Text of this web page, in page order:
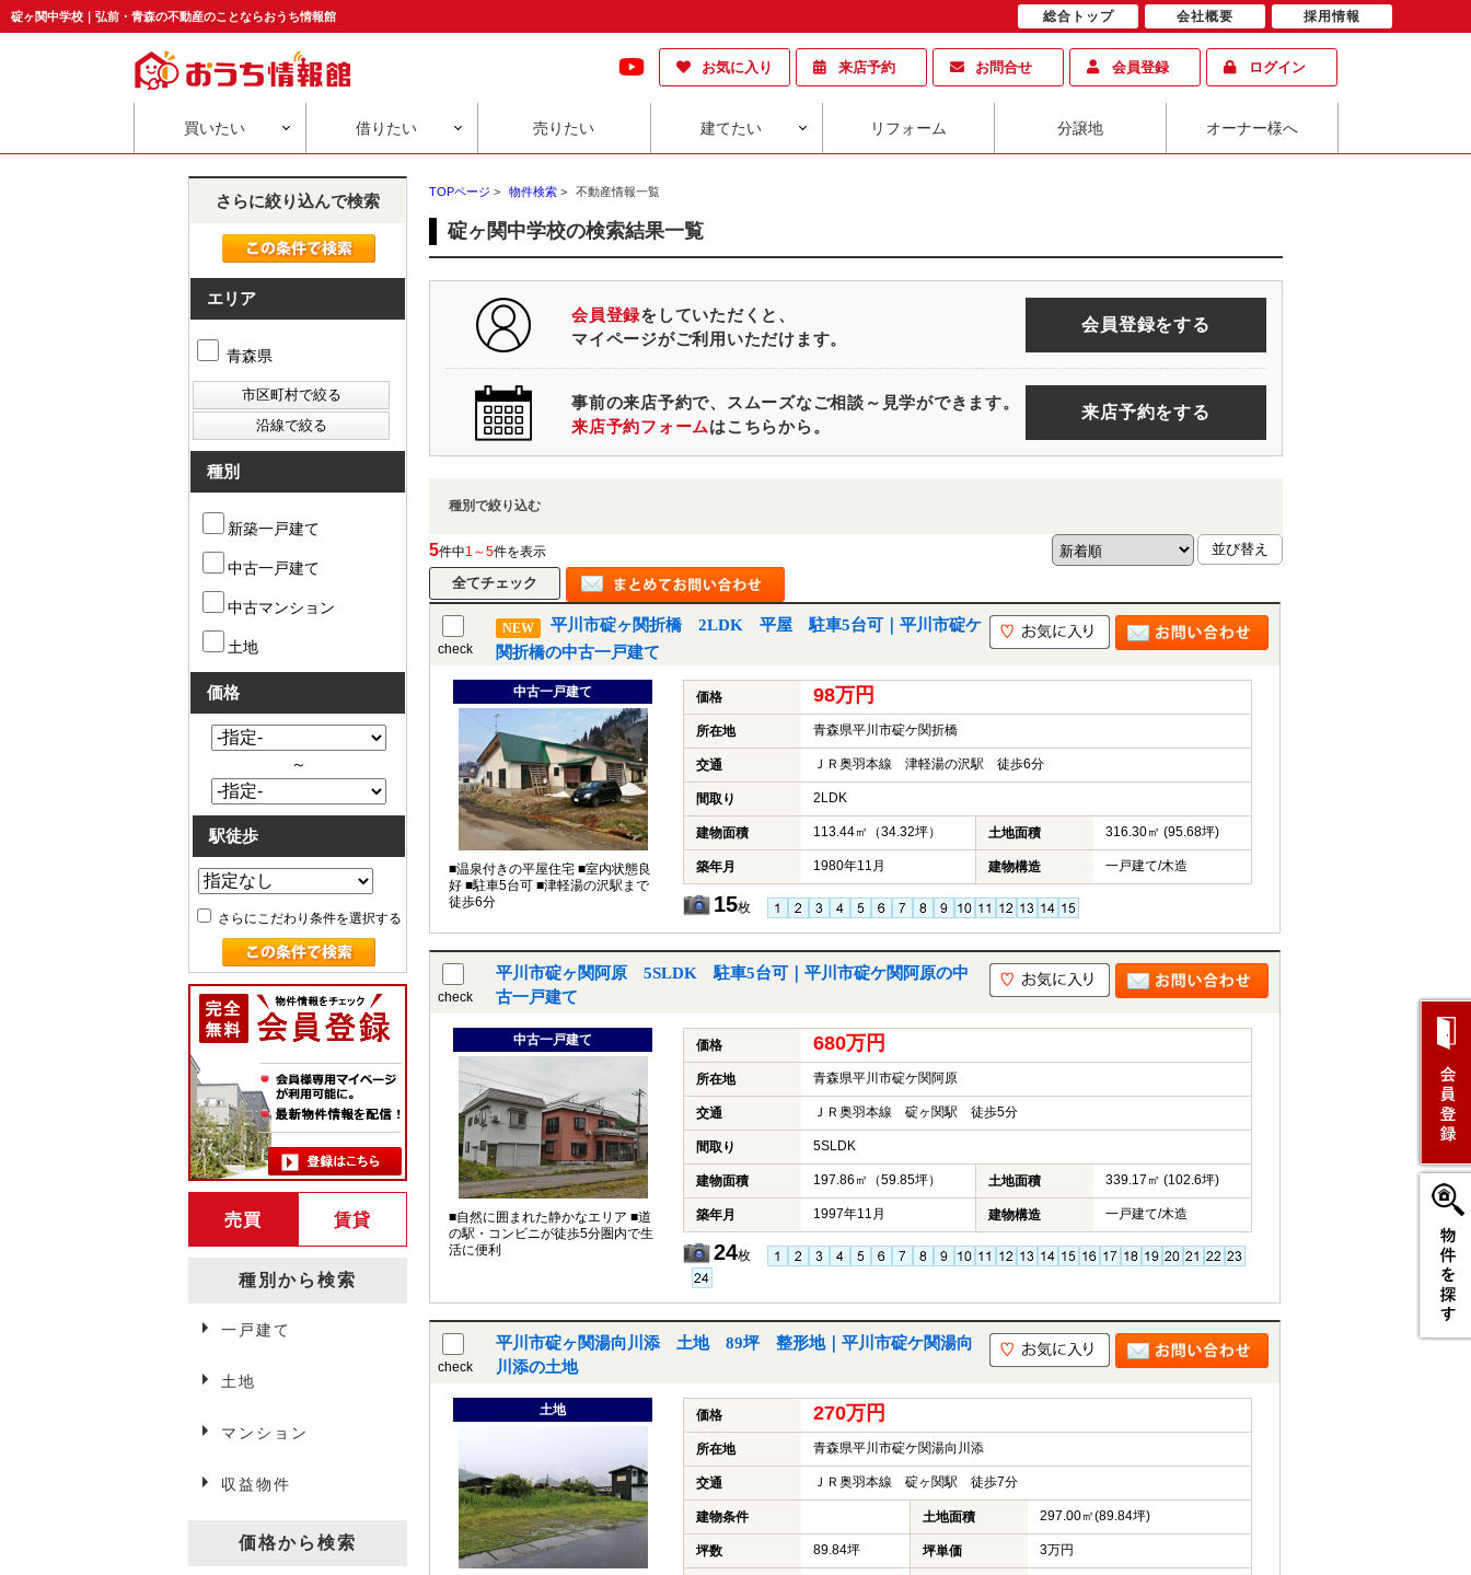
碇ヶ関中学校｜弘前・青森の不動産のことならおうち情報館
お気に入り 来店予約 お問合せ 会員登録 ログイン
買いたい 借りたい 売りたい 建てたい リフォーム 分譲地 オーナー様へ
TOPページ > 物件検索 > 不動産情報一覧
碇ヶ関中学校の検索結果一覧
会員登録をしていただくと、
マイページがご利用いただけます。
会員登録をする
事前の来店予約で、スムーズなご相談～見学ができます。
来店予約フォームはこちらから。
来店予約をする
種別で絞り込む
5件中1～5件を表示
check
NEW
平川市碇ヶ関折橋 2LDK 平屋 駐車5台可｜平川市碇ケ
関折橋の中古一戸建て
中古一戸建て
■温泉付きの平屋住宅 ■室内状態良
好 ■駐車5台可 ■津軽湯の沢駅まで
徒歩6分
価格 98万円
所在地 青森県平川市碇ケ関折橋
交通 ＪＲ奥羽本線 津軽湯の沢駅 徒歩6分
間取り 2LDK
建物面積 113.44㎡（34.32坪） 土地面積 316.30㎡ (95.68坪)
築年月 1980年11月 建物構造 一戸建て/木造
15枚
check
平川市碇ヶ関阿原 5SLDK 駐車5台可｜平川市碇ケ関阿原の中
古一戸建て
中古一戸建て
■自然に囲まれた静かなエリア ■道
の駅・コンビニが徒歩5分圏内で生
活に便利
価格 680万円
所在地 青森県平川市碇ケ関阿原
交通 ＪＲ奥羽本線 碇ヶ関駅 徒歩5分
間取り 5SLDK
建物面積 197.86㎡（59.85坪） 土地面積 339.17㎡ (102.6坪)
築年月 1997年11月 建物構造 一戸建て/木造
24枚
check
平川市碇ヶ関湯向川添 土地 89坪 整形地｜平川市碇ケ関湯向
川添の土地
土地 価格 270万円
所在地 青森県平川市碇ケ関湯向川添
交通 ＪＲ奥羽本線 碇ヶ関駅 徒歩7分
建物条件 土地面積 297.00㎡(89.84坪)
坪数 89.84坪 坪単価 3万円
さらに絞り込んで検索
エリア
青森県
種別
新築一戸建て
中古一戸建て
中古マンション
土地
価格
～
駅徒歩
さらにこだわり条件を選択する
売買 賃貸
種別から検索
一戸建て
土地
マンション
収益物件
価格から検索
弘前賃貸情報
アパート・マンション
一戸建て
駐車場
総合トップ 会社概要 採用情報